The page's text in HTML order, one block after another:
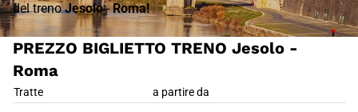
del trenoJesolo-Roma!
PREZZO BIGLIETTO TRENO Jesolo -
Roma
PREZZO BIGLIETTO TRENO
Tratte a partire da
ACQUISTA